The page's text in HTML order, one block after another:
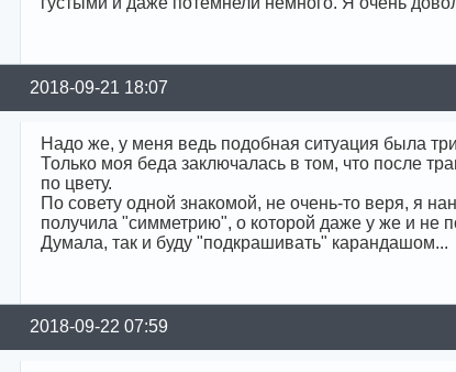
2018-09-21 18:07
Надо же, у меня ведь подобная ситуация была
Только моя беда заключалась в том, что после
по цвету.
По совету одной знакомой, не очень-то веря, я
получила "симметрию", о которой даже у же и не
Думала, так и буду "подкрашивать" карандашом...
2018-09-22 07:59